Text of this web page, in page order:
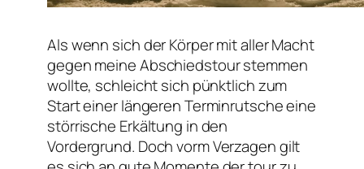
Als wenn sich der Körper mit aller Macht
gegen meine Abschiedstour stemmen
wollte, schleicht sich pünktlich zum
Start einer längeren Terminrutsche eine
störrische Erkältung in den
Vordergrund. Doch vorm Verzagen gilt